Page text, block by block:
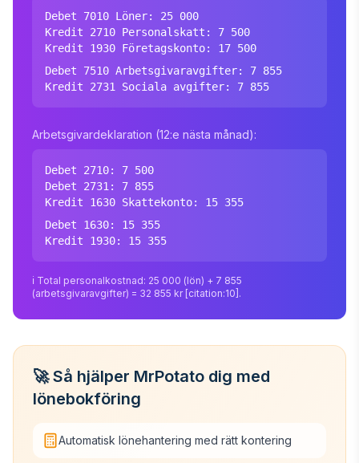
Debet 7010 Löner: 25 000
Kredit 2710 Personalskatt: 7 500
Kredit 1930 Företagskonto: 17 500
Debet 7510 Arbetsgivaravgifter: 7 855
Kredit 2731 Sociala avgifter: 7 855
Arbetsgivardeklaration (12:e nästa månad):
Debet 2710: 7 500
Debet 2731: 7 855
Kredit 1630 Skattekonto: 15 355
Debet 1630: 15 355
Kredit 1930: 15 355
ℹ️ Total personalkostnad: 25 000 (lön) + 7 855
(arbetsgivaravgifter) = 32 855 kr [citation:10].
🚀 Så hjälper MrPotato dig med
lönebokföring
Automatisk lönehantering med rätt kontering